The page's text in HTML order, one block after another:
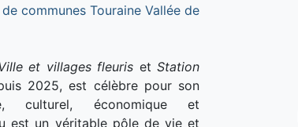
communes Touraine Vallée de
et villages fleuris et Station
2025, est célèbre pour son
culturel, économique et
est un véritable pôle de vie et